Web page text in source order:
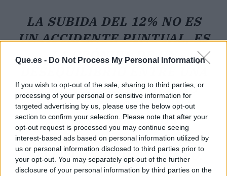
Que.es - Do Not Process My Personal Information
If you wish to opt-out of the sale, sharing to third parties, or
processing of your personal or sensitive information for
targeted advertising by us, please use the below opt-out
section to confirm your selection. Please note that after your
opt-out request is processed you may continue seeing
interest-based ads based on personal information utilized by
us or personal information disclosed to third parties prior to
your opt-out. You may separately opt-out of the further
disclosure of your personal information by third parties on the
LA SUBIDA DEL 12% NO ES
UN ACCIDENTE PUNTUAL, ES
LA CRÓNICA DE UN
DEMANDA JOVEN QUE NO
DEJA DE CRECER Y UNA
OFERTA QUE SE HA
QUEDADO ATASCADA EN LAS
200.000 UNIDADES AL AÑO.